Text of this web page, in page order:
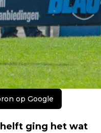
op Google
helft ging het wat